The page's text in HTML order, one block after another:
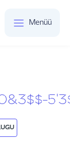
Menüü